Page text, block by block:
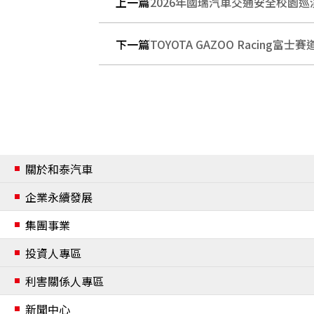
下一篇TOYOTA GAZOO Racing富士賽
關於和泰汽車
公司簡介
經營團隊
組織架構
合作夥伴
企業永續發展
企業永續發展
企業永續管理與政策
資安與個資保護
資訊安全管理個人資料保護政策
集團事業
投資人專區
公司治理
董事會委員會
利害關係人專區
利害關係人鑑別
新聞中心